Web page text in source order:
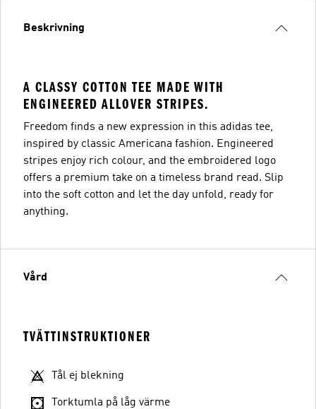
Beskrivning
A CLASSY COTTON TEE MADE WITH
ENGINEERED ALLOVER STRIPES.
Freedom finds a new expression in this adidas tee,
inspired by classic Americana fashion. Engineered
stripes enjoy rich colour, and the embroidered logo
offers a premium take on a timeless brand read. Slip
into the soft cotton and let the day unfold, ready for
anything.
Vård
TVÄTTINSTRUKTIONER
Tål ej blekning
Torktumla på låg värme